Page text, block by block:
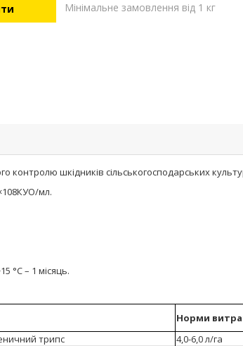
Мінімальне замовлення від 1 кг
контролю шкідників сільськогосподарських
мл.
°С – 1 місяць.
Норми
трипс 4,0-6,0 л/га